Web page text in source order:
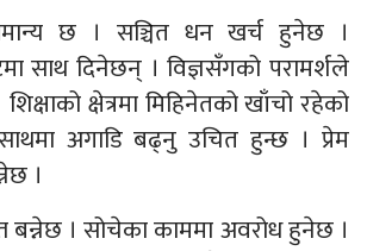
छ । सञ्चित धन खर्च हुनेछ ।
साथ दिनेछन् । विज्ञसँगको परामर्शले
क्षेत्रमा मिहिनेतको खाँचो रहेको
अगाडि बढ्नु उचित हुन्छ । प्रेम
।
। सोचेका काममा अवरोध हुनेछ ।